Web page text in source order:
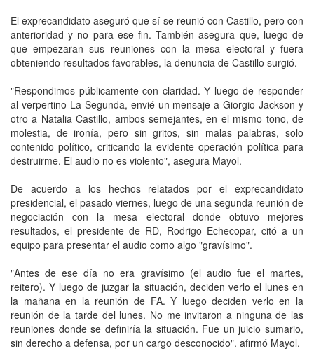
El exprecandidato aseguró que sí se reunió con Castillo, pero con
anterioridad y no para ese fin. También asegura que, luego de
que empezaran sus reuniones con la mesa electoral y fuera
obteniendo resultados favorables, la denuncia de Castillo surgió.
"Respondimos públicamente con claridad. Y luego de responder
al verpertino La Segunda, envié un mensaje a Giorgio Jackson y
otro a Natalia Castillo, ambos semejantes, en el mismo tono, de
molestia, de ironía, pero sin gritos, sin malas palabras, solo
contenido político, criticando la evidente operación política para
destruirme. El audio no es violento", asegura Mayol.
De acuerdo a los hechos relatados por el exprecandidato
presidencial, el pasado viernes, luego de una segunda reunión de
negociación con la mesa electoral donde obtuvo mejores
resultados, el presidente de RD, Rodrigo Echecopar, citó a un
equipo para presentar el audio como algo "gravísimo".
"Antes de ese día no era gravísimo (el audio fue el martes,
reitero). Y luego de juzgar la situación, deciden verlo el lunes en
la mañana en la reunión de FA. Y luego deciden verlo en la
reunión de la tarde del lunes. No me invitaron a ninguna de las
reuniones donde se definiría la situación. Fue un juicio sumario,
sin derecho a defensa, por un cargo desconocido". afirmó Mayol.